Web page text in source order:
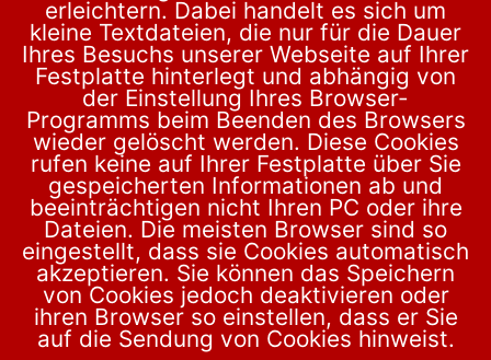
Neun Autorinnen einer
Schreibwerkstatt in
Wuppertal fanden sich mit ihren dort
entstandenen Texten zusammen, um das 15-
jährige Bestehen des Kreises unter der Leitung der
bekannten Schriftstellerin Christiane Gibiec zu
feiern. Ihren Anregungen ist es zu verdanken, dass
zu gleichen Aufgaben sehr unterschiedliche
Geschichten und Gedichte kreiert wurden.
„Eine Erzählstimme besitzt jeder Mensch und sie
ist so individuell wie ein Fingerabdruck. Man sollte
sich also nicht darum bemühen, so zu schreiben
erleichtern. Dabei handelt es sich um
kleine Textdateien, die nur für die Dauer
Ihres Besuchs unserer Webseite auf Ihrer
Festplatte hinterlegt und abhängig von
der Einstellung Ihres Browser-
Programms beim Beenden des Browsers
wieder gelöscht werden. Diese Cookies
rufen keine auf Ihrer Festplatte über Sie
gespeicherten Informationen ab und
beeinträchtigen nicht Ihren PC oder ihre
Dateien. Die meisten Browser sind so
eingestellt, dass sie Cookies automatisch
akzeptieren. Sie können das Speichern
von Cookies jedoch deaktivieren oder
ihren Browser so einstellen, dass er Sie
auf die Sendung von Cookies hinweist.